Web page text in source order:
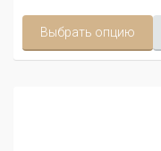
Выбрать опцию